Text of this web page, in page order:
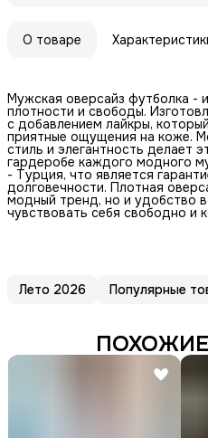
О товаре
Мужская оверсайз футболка -
плотности и свободы.
с добавлением лайкры,
приятные ощущения на коже.
стиль и элегантность делает
гардеробе каждого модного
- Турция, что является
долговечности. Плотная
модный тренд, но и удобство
чувствовать себя свободно и
Лето 2026 Популярные